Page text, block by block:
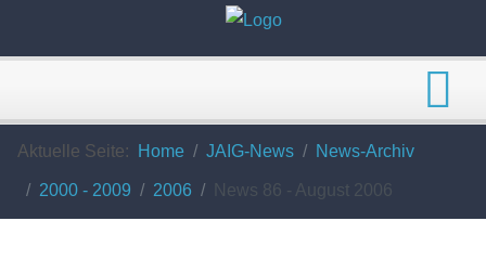
Aktuelle Seite: Home JAIG-News News-Archiv
2000 - 2009 2006 News 86 - August 2006